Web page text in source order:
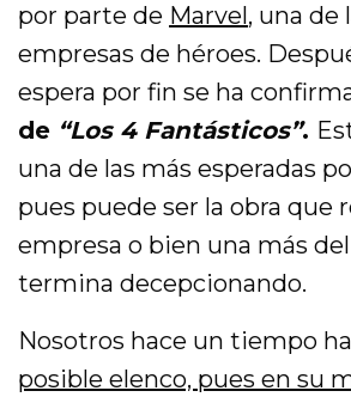
por parte de Marvel , una de
empresas de héroes.
espera por fin se ha
de “Los 4 Fantásticos”.
una de las más esperadas
pues puede ser la obra que
empresa o bien una más
termina decepcionando.
Nosotros hace un tiempo
posible elenco, pues en su